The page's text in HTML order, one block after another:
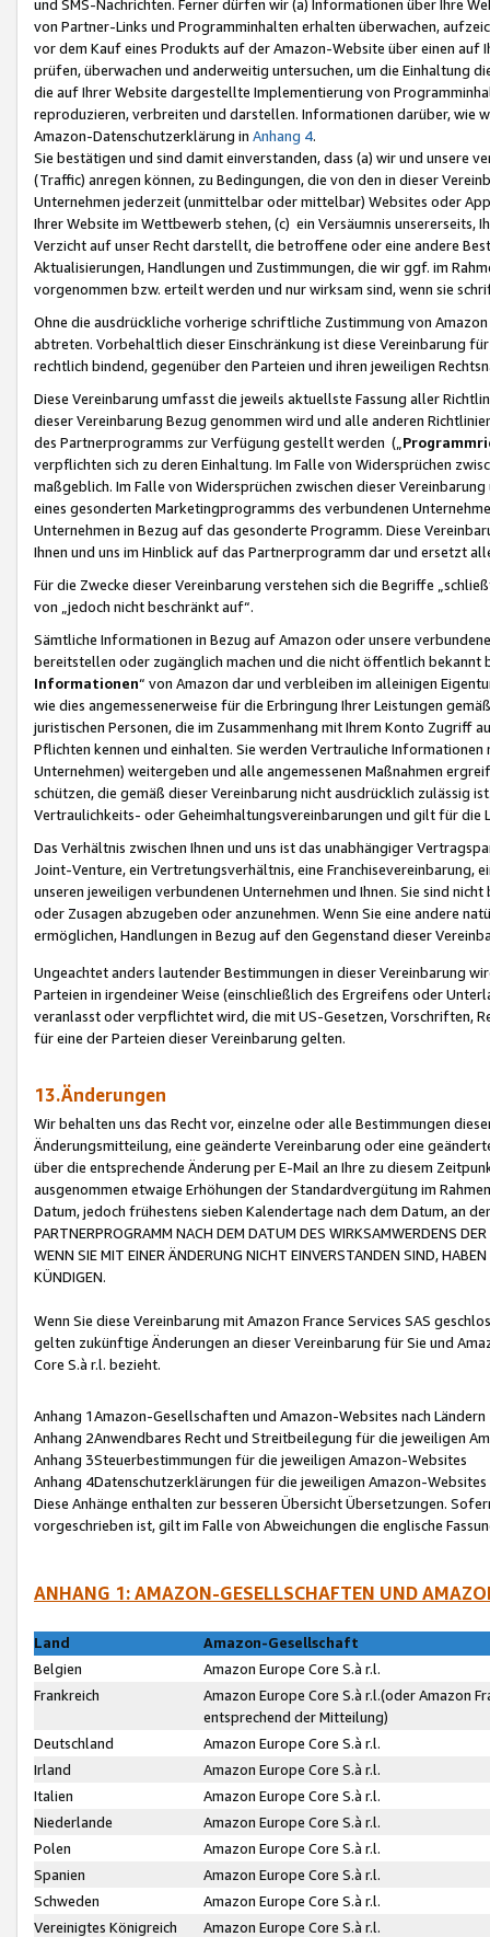
und SMS-Nachrichten. Ferner dürfen wir (a) Informationen über Ihre
von Partner-Links und Programminhalten erhalten überwachen,
vor dem Kauf eines Produkts auf der Amazon-Website über einen
prüfen, überwachen und anderweitig untersuchen, um die Einhaltung
die auf Ihrer Website dargestellte Implementierung von
reproduzieren, verbreiten und darstellen. Informationen darüber, wie
Amazon-Datenschutzerklärung in Anhang 4.
Sie bestätigen und sind damit einverstanden, dass (a) wir und
(Traffic) anregen können, zu Bedingungen, die von den in dieser
Unternehmen jederzeit (unmittelbar oder mittelbar) Websites oder
Ihrer Website im Wettbewerb stehen, (c) ein Versäumnis unsererseits,
Verzicht auf unser Recht darstellt, die betroffene oder eine andere
Aktualisierungen, Handlungen und Zustimmungen, die wir ggf. im
vorgenommen bzw. erteilt werden und nur wirksam sind, wenn sie
Ohne die ausdrückliche vorherige schriftliche Zustimmung von
abtreten. Vorbehaltlich dieser Einschränkung ist diese Vereinbarung
rechtlich bindend, gegenüber den Parteien und ihren jeweiligen
Diese Vereinbarung umfasst die jeweils aktuellste Fassung aller
dieser Vereinbarung Bezug genommen wird und alle anderen
des Partnerprogramms zur Verfügung gestellt werden („
verpflichten sich zu deren Einhaltung. Im Falle von Widersprüchen
maßgeblich. Im Falle von Widersprüchen zwischen dieser
eines gesonderten Marketingprogramms des verbundenen
Unternehmen in Bezug auf das gesonderte Programm. Diese
Ihnen und uns im Hinblick auf das Partnerprogramm dar und ersetzt
Für die Zwecke dieser Vereinbarung verstehen sich die Begriffe
von „jedoch nicht beschränkt auf“.
Sämtliche Informationen in Bezug auf Amazon oder unsere
bereitstellen oder zugänglich machen und die nicht öffentlich
Informationen“ von Amazon dar und verbleiben im alleinigen
wie dies angemessenerweise für die Erbringung Ihrer Leistungen
juristischen Personen, die im Zusammenhang mit Ihrem Konto
Pflichten kennen und einhalten. Sie werden Vertrauliche
Unternehmen) weitergeben und alle angemessenen Maßnahmen
schützen, die gemäß dieser Vereinbarung nicht ausdrücklich zulässig
Vertraulichkeits- oder Geheimhaltungsvereinbarungen und gilt für die
Das Verhältnis zwischen Ihnen und uns ist das unabhängiger
Joint-Venture, ein Vertretungsverhältnis, eine Franchisevereinbarung,
unseren jeweiligen verbundenen Unternehmen und Ihnen. Sie sind
oder Zusagen abzugeben oder anzunehmen. Wenn Sie eine andere
ermöglichen, Handlungen in Bezug auf den Gegenstand dieser
Ungeachtet anders lautender Bestimmungen in dieser Vereinbarung
Parteien in irgendeiner Weise (einschließlich des Ergreifens oder
veranlasst oder verpflichtet wird, die mit US-Gesetzen, Vorschriften,
für eine der Parteien dieser Vereinbarung gelten.
13.Änderungen
Wir behalten uns das Recht vor, einzelne oder alle Bestimmungen
Änderungsmitteilung, eine geänderte Vereinbarung oder eine
über die entsprechende Änderung per E-Mail an Ihre zu diesem
ausgenommen etwaige Erhöhungen der Standardvergütung im
Datum, jedoch frühestens sieben Kalendertage nach dem Datum, an
PARTNERPROGRAMM NACH DEM DATUM DES WIRKSAMWERDENS
WENN SIE MIT EINER ÄNDERUNG NICHT EINVERSTANDEN SIND,
KÜNDIGEN.
Wenn Sie diese Vereinbarung mit Amazon France Services SAS
gelten zukünftige Änderungen an dieser Vereinbarung für Sie und
Core S.à r.l. bezieht.
Anhang 1Amazon-Gesellschaften und Amazon-Websites nach Ländern
Anhang 2Anwendbares Recht und Streitbeilegung für die jeweiligen
Anhang 3Steuerbestimmungen für die jeweiligen Amazon-Websites
Anhang 4Datenschutzerklärungen für die jeweiligen Amazon-Websites
Diese Anhänge enthalten zur besseren Übersicht Übersetzungen.
vorgeschrieben ist, gilt im Falle von Abweichungen die englische
ANHANG 1: AMAZON-GESELLSCHAFTEN UND
Land
Amazon-Gesellschaft
Belgien
Amazon Europe Core S.à r.l.
Frankreich
Amazon Europe Core S.à r.l.(oder Amazon
entsprechend der Mitteilung)
Deutschland
Amazon Europe Core S.à r.l.
Irland
Amazon Europe Core S.à r.l.
Italien
Amazon Europe Core S.à r.l.
Niederlande
Amazon Europe Core S.à r.l.
Polen
Amazon Europe Core S.à r.l.
Spanien
Amazon Europe Core S.à r.l.
Schweden
Amazon Europe Core S.à r.l.
Vereinigtes Königreich
Amazon Europe Core S.à r.l.